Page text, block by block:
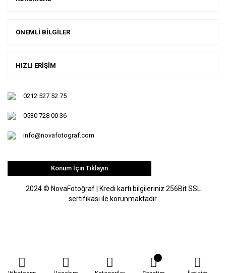
ÖNEMLİ BİLGİLER
HIZLI ERİŞİM
0212 527 52 75
0530 728 00 36
info@novafotograf.com
Konum İçin Tıklayın
2024 © NovaFotoğraf | Kredi kartı bilgileriniz 256Bit SSL
sertifikası ile korunmaktadır.